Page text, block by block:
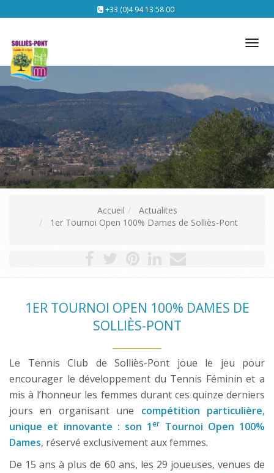
+33 (0)4 94 13 58 00
Accueil
Actualites
1er Tournoi Open 100% Dames de Solliès-Pont
1ER TOURNOI OPEN 100% DAMES DE
SOLLIÈS-PONT
Le Tennis Club de Solliès-Pont joue le jeu pour
encourager le développement du Tennis Féminin et a
mis à l’honneur les femmes durant ces quinze derniers
jours en organisant une compétition particulière,
unique et innovante : son 1er Tournoi Open 100%
Dames, réservé exclusivement aux femmes.
De 15 ans à plus de 60 ans, les 29 joueuses, venues de